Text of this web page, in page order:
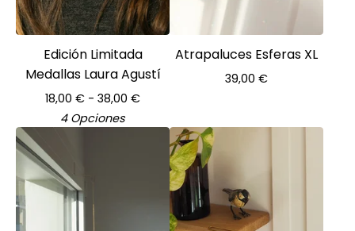
Edición Limitada
Medallas Laura Agustí
18,00 € - 38,00 €
4 Opciones
Atrapaluces Esferas XL
39,00 €